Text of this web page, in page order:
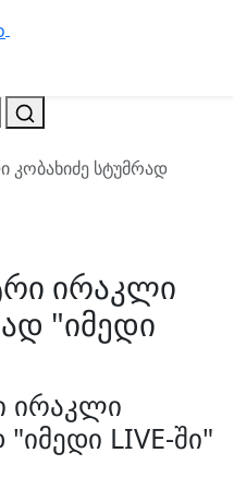
კობახიძე სტუმრად
ირაკლი
"იმედი
ირაკლი
LIVE-ში"